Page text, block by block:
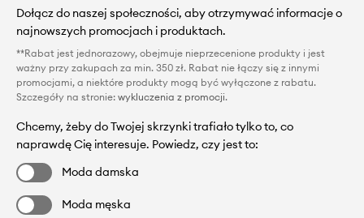
Dołącz do naszej społeczności, aby otrzymywać informacje o
najnowszych promocjach i produktach.
**Rabat jest jednorazowy, obejmuje nieprzecenione produkty i jest
ważny przy zakupach za min. 350 zł. Rabat nie łączy się z innymi
promocjami, a niektóre produkty mogą być wyłączone z rabatu.
Szczegóły na stronie: wykluczenia z promocji.
Chcemy, żeby do Twojej skrzynki trafiało tylko to, co
naprawdę Cię interesuje. Powiedz, czy jest to:
Moda damska
Moda męska